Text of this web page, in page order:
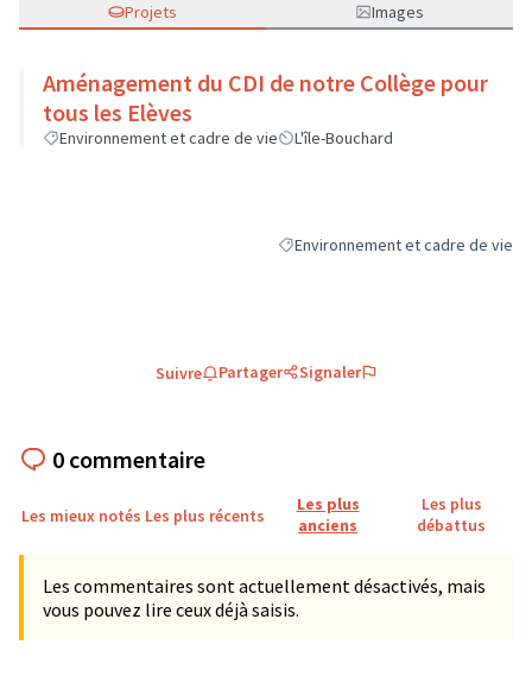
Projets Images
Aménagement du CDI de notre Collège pour
tous les Elèves
Environnement et cadre de vie L'île-Bouchard
Filtrer les résultats de la catégorie
Environnement et cadre de vie
Suivre Partager Signaler
0 commentaire
Les mieux notés Les plus récents
Les plus
anciens
Les plus
débattus
Les commentaires sont actuellement désactivés, mais
vous pouvez lire ceux déjà saisis.